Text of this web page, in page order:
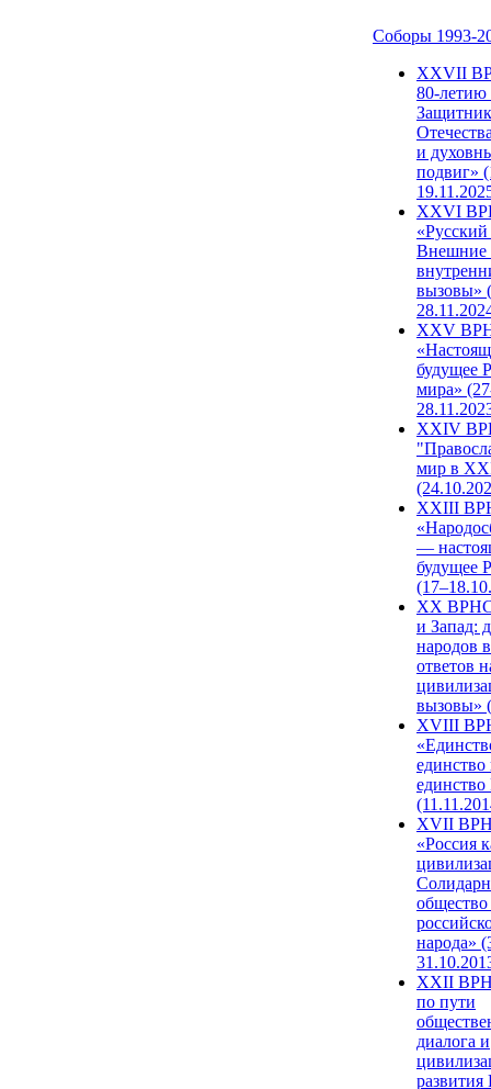
Соборы 1993-
ХХVII
80-
и
подвиг»
XXVI
Внешние
вызовы»
XXV
будущее
мира»
XXIV
мир в
XXIII
—
будущее
XX ВРНС
и Запад:
народов
ответов
вызовы»
XVIII
единство
единство
XVII
«Россия
народа»
XXII
по пути
диалога и
развития